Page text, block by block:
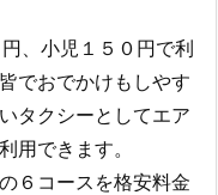
、小児１５０円で利
でおでかけもしやす
タクシーとしてエア
用できます。
６コースを格安料金